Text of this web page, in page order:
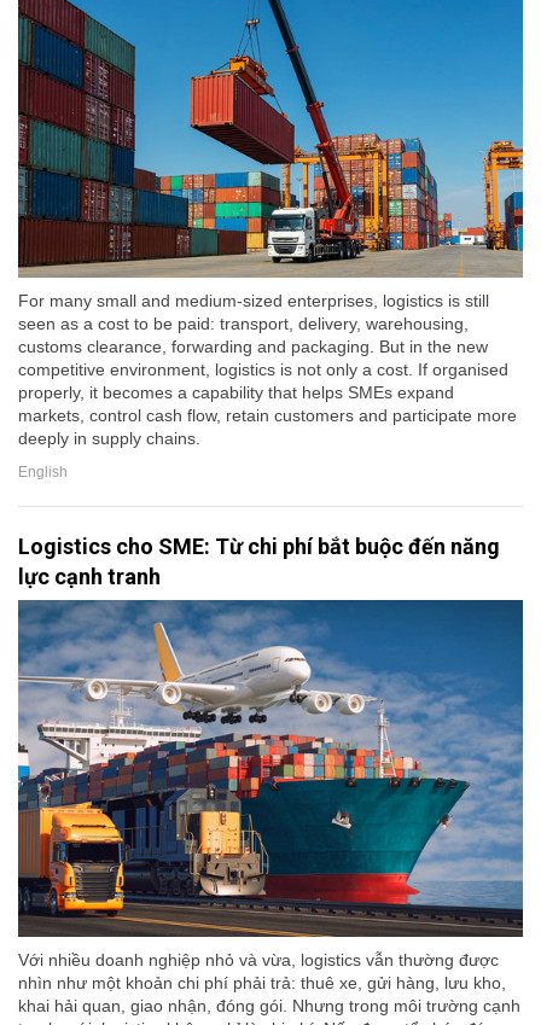
For many small and medium-sized enterprises, logistics is still
seen as a cost to be paid: transport, delivery, warehousing,
customs clearance, forwarding and packaging. But in the new
competitive environment, logistics is not only a cost. If organised
properly, it becomes a capability that helps SMEs expand
markets, control cash flow, retain customers and participate more
deeply in supply chains.
English
Logistics cho SME: Từ chi phí bắt buộc đến năng
lực cạnh tranh
Với nhiều doanh nghiệp nhỏ và vừa, logistics vẫn thường được
nhìn như một khoản chi phí phải trả: thuê xe, gửi hàng, lưu kho,
khai hải quan, giao nhận, đóng gói. Nhưng trong môi trường cạnh